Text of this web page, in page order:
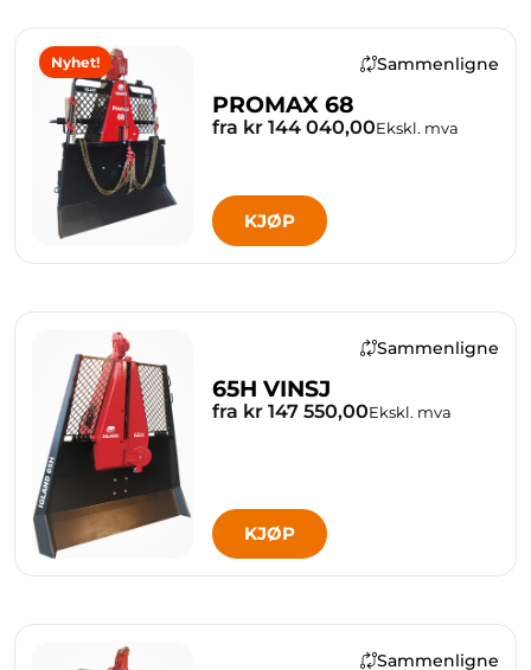
Nyhet! Sammenligne
PROMAX 68
fra kr 144 040,00Ekskl. mva
KJØP
Sammenligne
65H VINSJ
fra kr 147 550,00Ekskl. mva
KJØP
Sammenligne